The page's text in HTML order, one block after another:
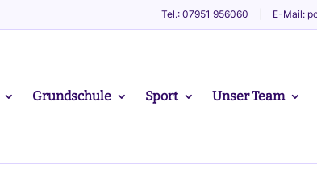
Tel.: 07951 956060 E-Mail:
Grundschule Sport Unser Team